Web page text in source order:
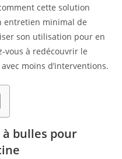
cette solution
entretien minimal de
son utilisation pour en
vous à redécouvrir le
moins d’interventions.
à bulles pour